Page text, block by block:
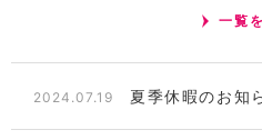
一覧
2024.07.19 夏季休暇のお知